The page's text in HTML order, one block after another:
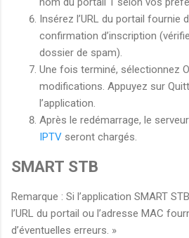
Insérez l’URL du portail fournie
confirmation d’inscription
dossier de spam).
Une fois terminé, sélectionnez
modifications. Appuyez sur
l’application.
Après le redémarrage, le
IPTV seront chargés.
SMART STB
Remarque : Si l’application SMART
l’URL du portail ou l’adresse MAC
d’éventuelles erreurs. »